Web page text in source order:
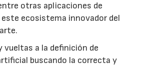
otras aplicaciones de
este ecosistema innovador del
vueltas a la definición de
buscando la correcta y